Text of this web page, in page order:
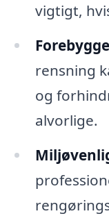
vigtigt,
rensning
og
alvorlige.